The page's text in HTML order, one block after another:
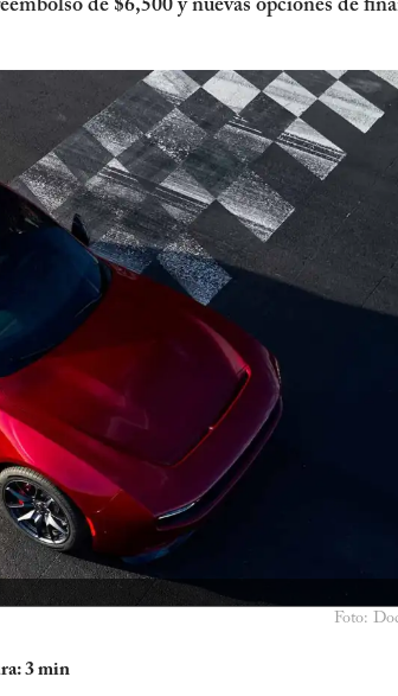
de $6,500 y nuevas opciones de
Foto:
3 min